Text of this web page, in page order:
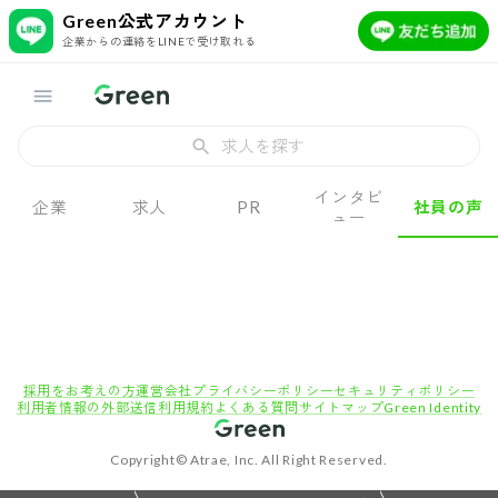
Green公式アカウント
企業からの連絡をLINEで受け取れる
求人を探す
企業 求人 PR
インタビ
ュー
社員の声
採用をお考えの方運営会社 プライバシーポリシーセキュリティポリシー
利用者情報の外部送信利用規約 よくある質問 サイトマップGreen Identity
Copyright© Atrae, Inc. All Right Reserved.